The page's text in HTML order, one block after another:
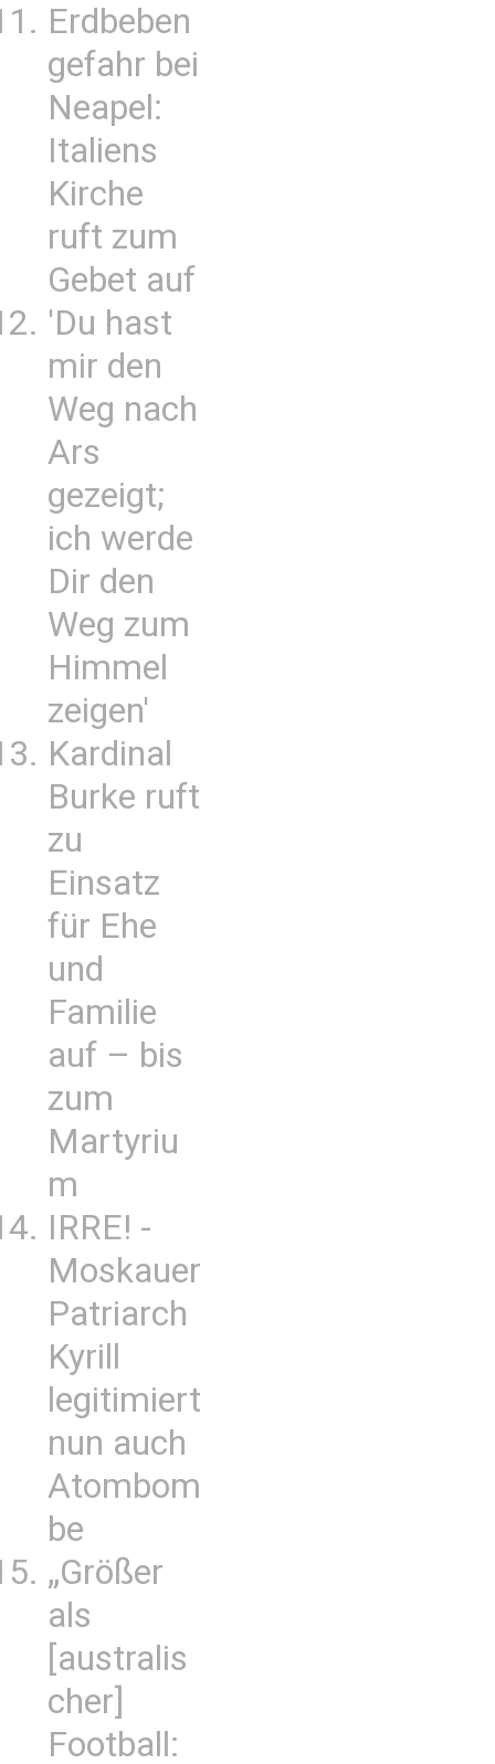
Erdbeben
gefahr bei
Neapel:
Italiens
Kirche
ruft zum
Gebet auf
'Du hast
mir den
Weg nach
Ars
gezeigt;
ich werde
Dir den
Weg zum
Himmel
zeigen'
Kardinal
Burke ruft
zu
Einsatz
für Ehe
und
Familie
auf – bis
zum
Martyriu
m
IRRE! -
Moskauer
Patriarch
Kyrill
legitimiert
nun auch
Atombom
be
„Größer
als
[australis
cher]
Football: